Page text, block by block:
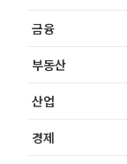
금융
부동산
산업
경제